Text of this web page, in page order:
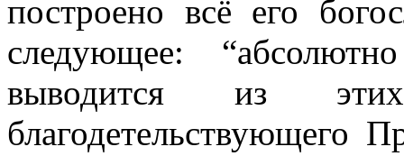
построено всё его
следующее:
выводится из
благодетельствующего